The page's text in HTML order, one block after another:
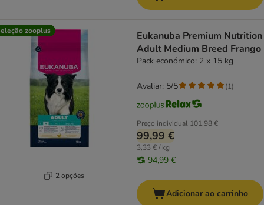
zooplus
2 opções
Eukanuba Premium Nutrition
Adult Medium Breed Frango
Pack económico: 2 x 15 kg
Preço individual 101,98 €
99,99 €
3,33 € / kg
94,99 €
Avaliar: 5/5 (1)
Adicionar ao carrinho